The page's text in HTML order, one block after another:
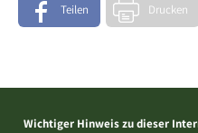
Teilen Drucken
Wichtiger Hinweis zu dieser